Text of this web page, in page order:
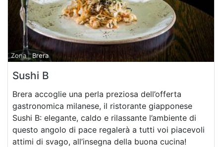
Zona Brera
Sushi B
Brera accoglie una perla preziosa dell’offerta
gastronomica milanese, il ristorante giapponese
Sushi B: elegante, caldo e rilassante l’ambiente di
questo angolo di pace regalerà a tutti voi piacevoli
attimi di svago, all’insegna della buona cucina!